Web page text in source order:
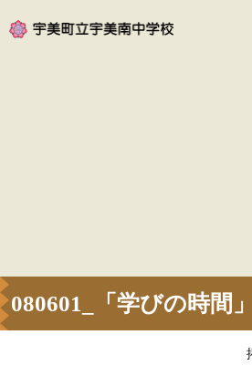
080601_「学びの時間